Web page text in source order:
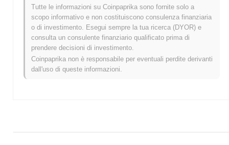
just a cat è attualmente scambiato ~85.33% al di sotto del suo
ATH .
Come si sta comportando just a cat rispetto al
mercato crypto più ampio?
Negli ultimi 7 giorni, just a cat ha guadagnato
sottoperformando il mercato crypto complessivo che ha registrato
Tutte le informazioni su Coinpaprika sono fornite solo a
scopo informativo e non costituiscono consulenza finanziaria
o di investimento. Esegui sempre la tua ricerca (DYOR) e
consulta un consulente finanziario qualificato prima di
prendere decisioni di investimento.
Coinpaprika non è responsabile per eventuali perdite derivanti
dall'uso di queste informazioni.